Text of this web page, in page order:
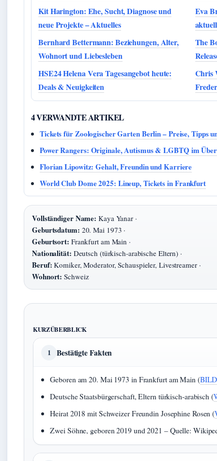
Kit Harington: Ehe, Sucht, Diagnose und
neue Projekte – Aktuelles
Eva
Bernhard Bettermann: Beziehungen, Alter,
Wohnort und Liebesleben
The
HSE24 Helena Vera Tagesangebot heute:
Deals & Neuigkeiten
Chris
4 VERWANDTE ARTIKEL
Tickets für Zoologischer Garten Berlin – Preise, Tipps
Power Rangers: Originale, Autismus & LGBTQ im
Florian Lipowitz: Gehalt, Freundin und Karriere
World Club Dome 2025: Lineup, Tickets in Frankfurt
Vollständiger Name: Kaya Yanar ·
Geburtsdatum: 20. Mai 1973 ·
Geburtsort: Frankfurt am Main ·
Nationalität: Deutsch (türkisch-arabische Eltern) ·
Beruf: Komiker, Moderator, Schauspieler, Livestreamer ·
Wohnort: Schweiz
KURZÜBERBLICK
1 Bestätigte Fakten
Geboren am 20. Mai 1973 in Frankfurt am Main (
Deutsche Staatsbürgerschaft, Eltern türkisch-arabisch (
Heirat 2018 mit Schweizer Freundin Josephine Rosen (
Zwei Söhne, geboren 2019 und 2021 – Quelle: